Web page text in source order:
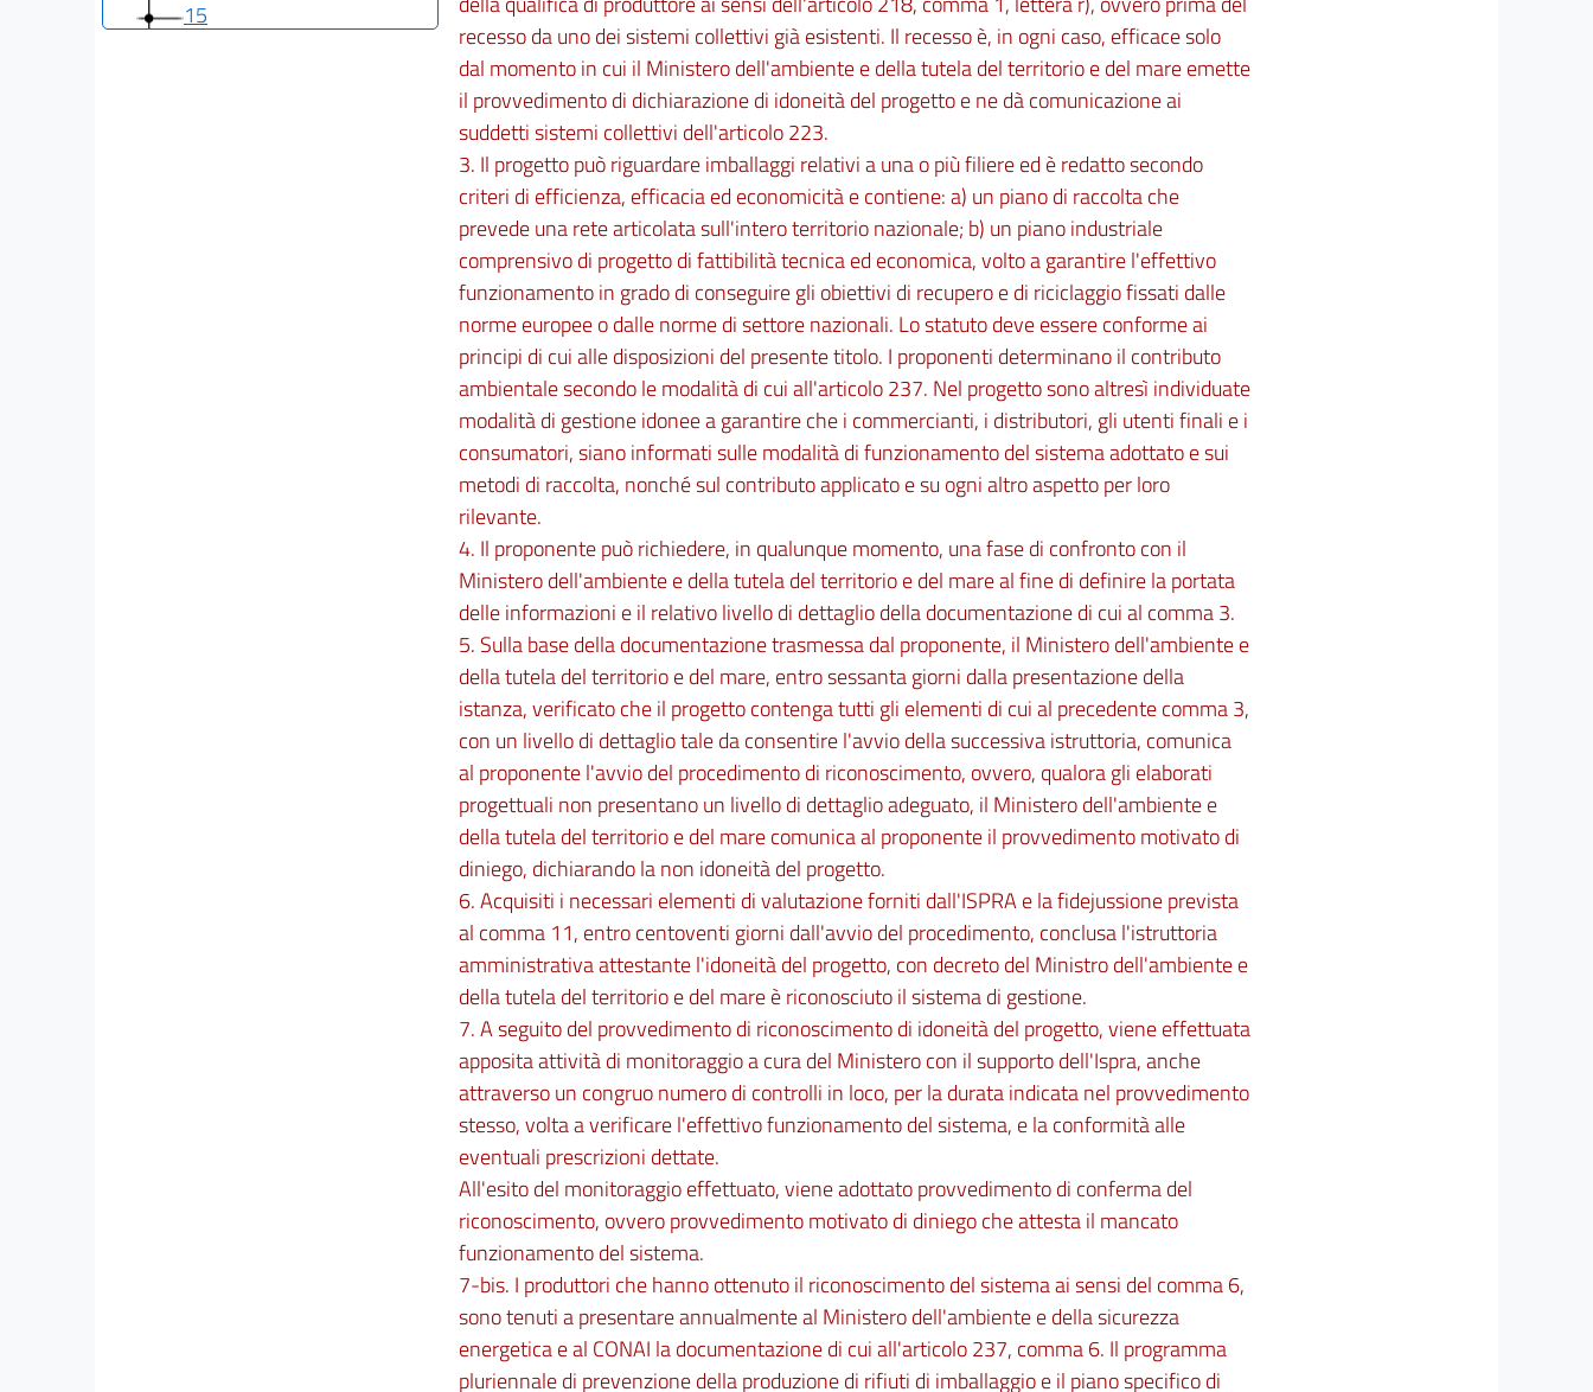
15
recesso da uno dei sistemi collettivi già esistenti. Il recesso è, in ogni caso, efficace solo
dal momento in cui il Ministero dell'ambiente e della tutela del territorio e del mare emette
il provvedimento di dichiarazione di idoneità del progetto e ne dà comunicazione ai
suddetti sistemi collettivi dell'articolo 223.
3. Il progetto può riguardare imballaggi relativi a una o più filiere ed è redatto secondo
criteri di efficienza, efficacia ed economicità e contiene: a) un piano di raccolta che
prevede una rete articolata sull'intero territorio nazionale; b) un piano industriale
comprensivo di progetto di fattibilità tecnica ed economica, volto a garantire l'effettivo
funzionamento in grado di conseguire gli obiettivi di recupero e di riciclaggio fissati dalle
norme europee o dalle norme di settore nazionali. Lo statuto deve essere conforme ai
principi di cui alle disposizioni del presente titolo. I proponenti determinano il contributo
ambientale secondo le modalità di cui all'articolo 237. Nel progetto sono altresì individuate
modalità di gestione idonee a garantire che i commercianti, i distributori, gli utenti finali e i
consumatori, siano informati sulle modalità di funzionamento del sistema adottato e sui
metodi di raccolta, nonché sul contributo applicato e su ogni altro aspetto per loro
rilevante.
4. Il proponente può richiedere, in qualunque momento, una fase di confronto con il
Ministero dell'ambiente e della tutela del territorio e del mare al fine di definire la portata
delle informazioni e il relativo livello di dettaglio della documentazione di cui al comma 3.
5. Sulla base della documentazione trasmessa dal proponente, il Ministero dell'ambiente e
della tutela del territorio e del mare, entro sessanta giorni dalla presentazione della
istanza, verificato che il progetto contenga tutti gli elementi di cui al precedente comma 3,
con un livello di dettaglio tale da consentire l'avvio della successiva istruttoria, comunica
al proponente l'avvio del procedimento di riconoscimento, ovvero, qualora gli elaborati
progettuali non presentano un livello di dettaglio adeguato, il Ministero dell'ambiente e
della tutela del territorio e del mare comunica al proponente il provvedimento motivato di
diniego, dichiarando la non idoneità del progetto.
6. Acquisiti i necessari elementi di valutazione forniti dall'ISPRA e la fidejussione prevista
al comma 11, entro centoventi giorni dall'avvio del procedimento, conclusa l'istruttoria
amministrativa attestante l'idoneità del progetto, con decreto del Ministro dell'ambiente e
della tutela del territorio e del mare è riconosciuto il sistema di gestione.
7. A seguito del provvedimento di riconoscimento di idoneità del progetto, viene effettuata
apposita attività di monitoraggio a cura del Ministero con il supporto dell'Ispra, anche
attraverso un congruo numero di controlli in loco, per la durata indicata nel provvedimento
stesso, volta a verificare l'effettivo funzionamento del sistema, e la conformità alle
eventuali prescrizioni dettate.
All'esito del monitoraggio effettuato, viene adottato provvedimento di conferma del
riconoscimento, ovvero provvedimento motivato di diniego che attesta il mancato
funzionamento del sistema.
7-bis. I produttori che hanno ottenuto il riconoscimento del sistema ai sensi del comma 6,
sono tenuti a presentare annualmente al Ministero dell'ambiente e della sicurezza
energetica e al CONAI la documentazione di cui all'articolo 237, comma 6. Il programma
pluriennale di prevenzione della produzione di rifiuti di imballaggio e il piano specifico di